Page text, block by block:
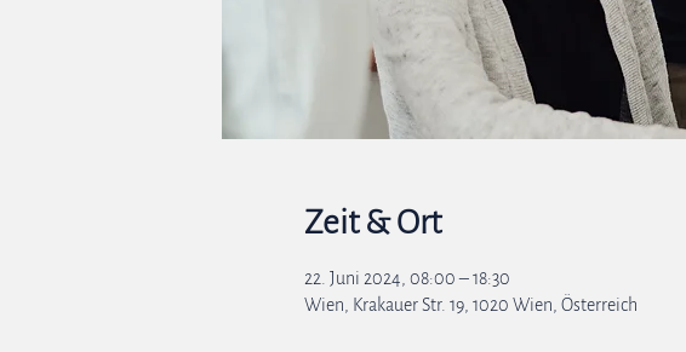
Zeit & Ort
22. Juni 2024, 08:00 – 18:30
Wien, Krakauer Str. 19, 1020 Wien, Österreich